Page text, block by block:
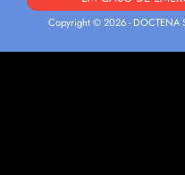
Copyright © 2026 - DOCTENA